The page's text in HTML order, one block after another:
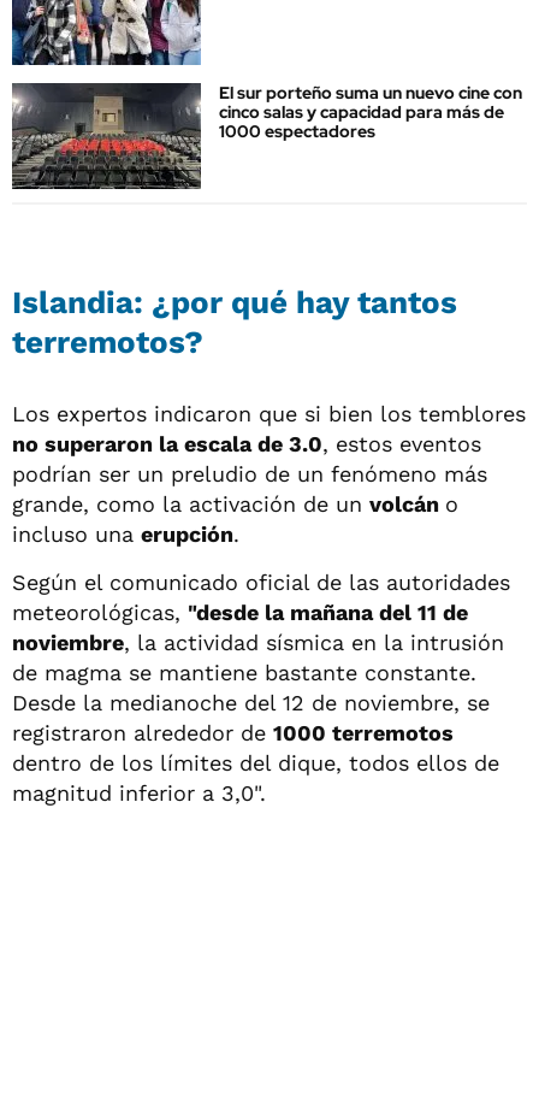
El sur porteño suma un nuevo cine con
cinco salas y capacidad para más de
1000 espectadores
Islandia: ¿por qué hay tantos
terremotos?
Los expertos indicaron que si bien los temblores
no superaron la escala de 3.0, estos eventos
podrían ser un preludio de un fenómeno más
grande, como la activación de un volcán o
incluso una erupción.
Según el comunicado oficial de las autoridades
meteorológicas, "desde la mañana del 11 de
noviembre, la actividad sísmica en la intrusión
de magma se mantiene bastante constante.
Desde la medianoche del 12 de noviembre, se
registraron alrededor de 1000 terremotos
dentro de los límites del dique, todos ellos de
magnitud inferior a 3,0".